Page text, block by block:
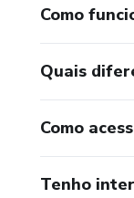
Como
Quais
Como
Tenho